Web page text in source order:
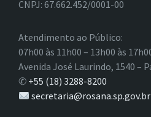
CNPJ: 67.662.452/0001-00
Atendimento ao Público:
07h00 às 11h00 – 13h00 às
Avenida José Laurindo, 1540 –
✆ +55 (18) 3288-8200
secretaria@rosana.sp.gov.br